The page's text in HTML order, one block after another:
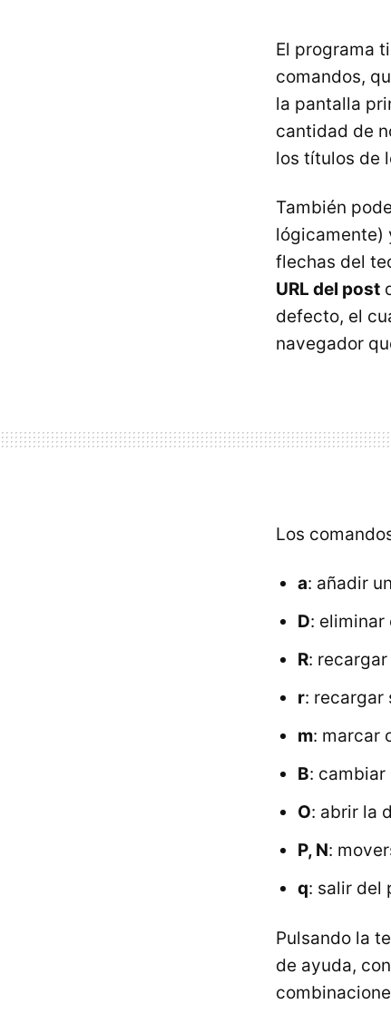
El programa
comandos,
la pantalla
cantidad de
los títulos de
También
lógicamente)
flechas del
URL del post
defecto, el
navegador
Los
a: añadir
D: eliminar
R:
r: recargar
m: marcar
B:
O: abrir la
P, N:
q: salir del
Pulsando la
de ayuda, con